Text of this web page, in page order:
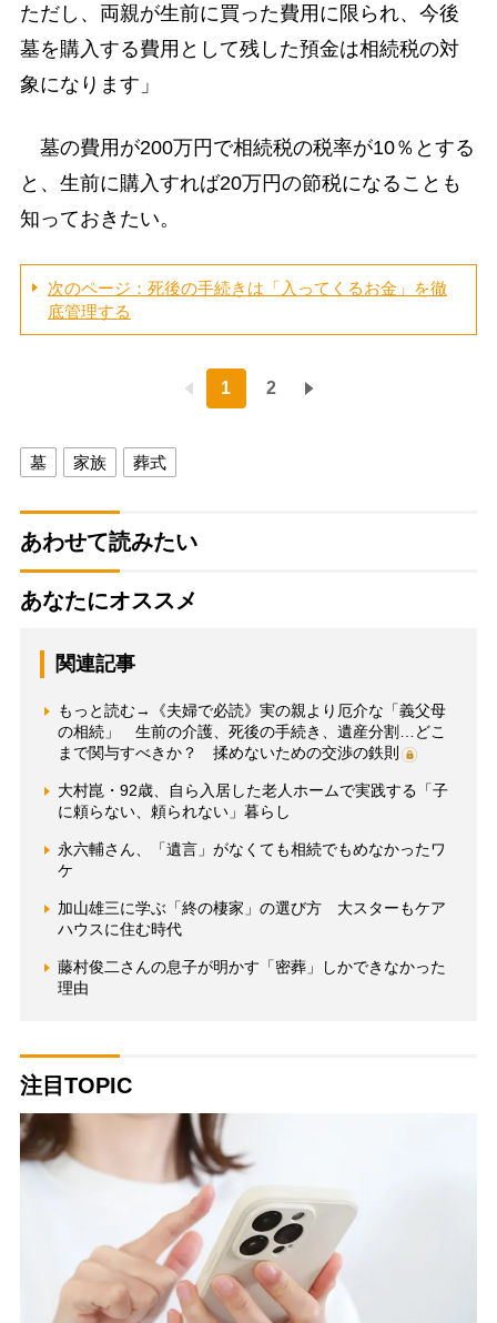
ただし、両親が生前に買った費用に限られ、今後
墓を購入する費用として残した預金は相続税の対
象になります」
墓の費用が200万円で相続税の税率が10％とする
と、生前に購入すれば20万円の節税になることも
知っておきたい。
次のページ：死後の手続きは「入ってくるお金」を徹
底管理する
1 2
墓 家族 葬式
あわせて読みたい
あなたにオススメ
関連記事
もっと読む→《夫婦で必読》実の親より厄介な「義父母
の相続」 生前の介護、死後の手続き、遺産分割…どこ
まで関与すべきか？ 揉めないための交渉の鉄則
大村崑・92歳、自ら入居した老人ホームで実践する「子
に頼らない、頼られない」暮らし
永六輔さん、「遺言」がなくても相続でもめなかったワ
ケ
加山雄三に学ぶ「終の棲家」の選び方 大スターもケア
ハウスに住む時代
藤村俊二さんの息子が明かす「密葬」しかできなかった
理由
注目TOPIC